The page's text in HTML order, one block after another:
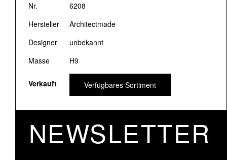
Nr.
6208
Hersteller
Architectmade
Designer
unbekannt
Masse
H9
Verkauft Verfügbares Sortiment
NEWSLETTER